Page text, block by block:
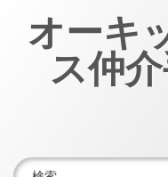
オーキ
ス仲